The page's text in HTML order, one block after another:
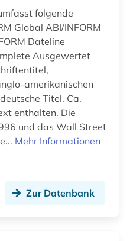
betriebliches informationssystem (1)
betriebsorganisation (1)
folgende
Dateline
Ausgewertet
amerikanischen
Titel. Ca.
enthalten. Die
und das Wall Street
Mehr Informationen
Zur Datenbank